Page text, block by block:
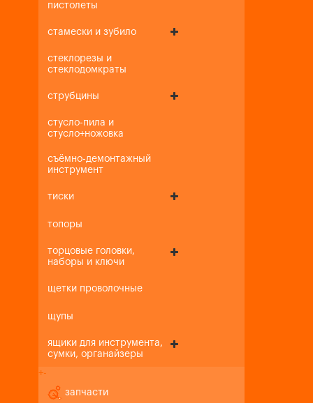
пистолеты
стамески и зубило
стеклорезы и
стеклодомкраты
струбцины
стусло-пила и
стусло+ножовка
съёмно-демонтажный
инструмент
тиски
топоры
торцовые головки,
наборы и ключи
щетки проволочные
щупы
ящики для инструмента,
сумки, органайзеры
+-
запчасти